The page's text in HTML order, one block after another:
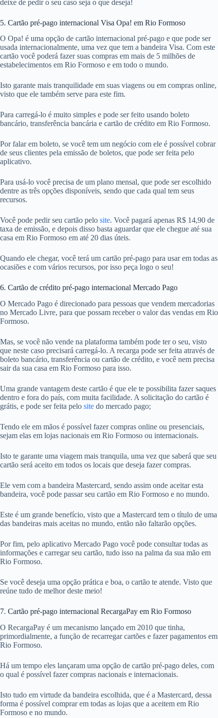
deixe de pedir o seu caso seja o que deseja!
5. Cartão pré-pago internacional Visa Opa! em Rio Formoso
O Opa! é uma opção de cartão internacional pré-pago e que pode ser
usada internacionalmente, uma vez que tem a bandeira Visa. Com este
cartão você poderá fazer suas compras em mais de 5 milhões de
estabelecimentos em Rio Formoso e em todo o mundo.
Isto garante mais tranquilidade em suas viagens ou em compras online,
visto que ele também serve para este fim.
Para carregá-lo é muito simples e pode ser feito usando boleto
bancário, transferência bancária e cartão de crédito em Rio Formoso.
Por falar em boleto, se você tem um negócio com ele é possível cobrar
de seus clientes pela emissão de boletos, que pode ser feita pelo
aplicativo.
Para usá-lo você precisa de um plano mensal, que pode ser escolhido
dentre as três opções disponíveis, sendo que cada qual tem seus
recursos.
Você pode pedir seu cartão pelo site. Você pagará apenas R$ 14,90 de
taxa de emissão, e depois disso basta aguardar que ele chegue até sua
casa em Rio Formoso em até 20 dias úteis.
Quando ele chegar, você terá um cartão pré-pago para usar em todas as
ocasiões e com vários recursos, por isso peça logo o seu!
6. Cartão de crédito pré-pago internacional Mercado Pago
O Mercado Pago é direcionado para pessoas que vendem mercadorias
no Mercado Livre, para que possam receber o valor das vendas em Rio
Formoso.
Mas, se você não vende na plataforma também pode ter o seu, visto
que neste caso precisará carregá-lo. A recarga pode ser feita através de
boleto bancário, transferência ou cartão de crédito, e você nem precisa
sair da sua casa em Rio Formoso para isso.
Uma grande vantagem deste cartão é que ele te possibilita fazer saques
dentro e fora do país, com muita facilidade. A solicitação do cartão é
grátis, e pode ser feita pelo site do mercado pago;
Tendo ele em mãos é possível fazer compras online ou presenciais,
sejam elas em lojas nacionais em Rio Formoso ou internacionais.
Isto te garante uma viagem mais tranquila, uma vez que saberá que seu
cartão será aceito em todos os locais que deseja fazer compras.
Ele vem com a bandeira Mastercard, sendo assim onde aceitar esta
bandeira, você pode passar seu cartão em Rio Formoso e no mundo.
Este é um grande benefício, visto que a Mastercard tem o título de uma
das bandeiras mais aceitas no mundo, então não faltarão opções.
Por fim, pelo aplicativo Mercado Pago você pode consultar todas as
informações e carregar seu cartão, tudo isso na palma da sua mão em
Rio Formoso.
Se você deseja uma opção prática e boa, o cartão te atende. Visto que
reúne tudo de melhor deste meio!
7. Cartão pré-pago internacional RecargaPay em Rio Formoso
O RecargaPay é um mecanismo lançado em 2010 que tinha,
primordialmente, a função de recarregar cartões e fazer pagamentos em
Rio Formoso.
Há um tempo eles lançaram uma opção de cartão pré-pago deles, com
o qual é possível fazer compras nacionais e internacionais.
Isto tudo em virtude da bandeira escolhida, que é a Mastercard, dessa
forma é possível comprar em todas as lojas que a aceitem em Rio
Formoso e no mundo.